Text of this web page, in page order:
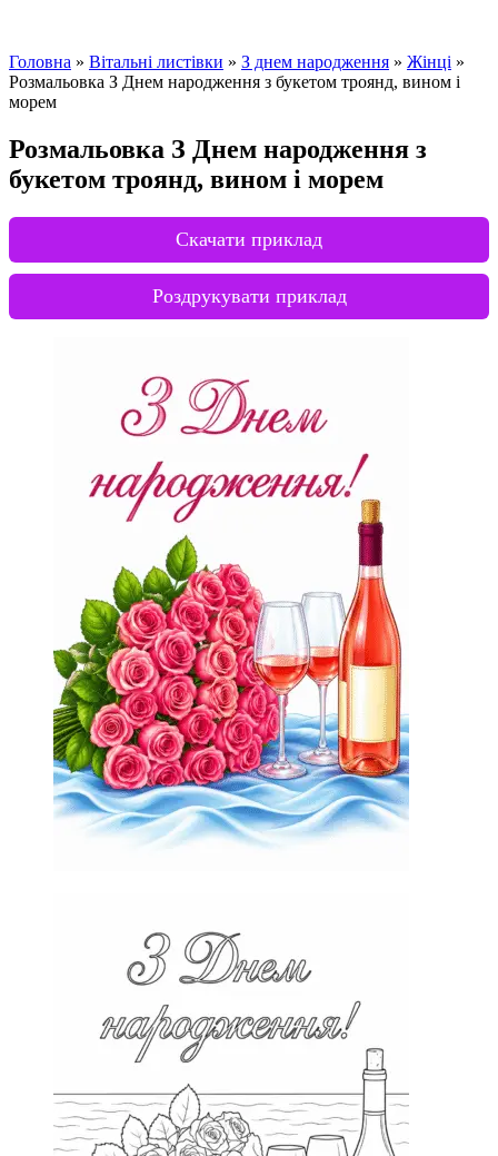
Головна » Вітальні листівки » З днем ​​народження » Жінці »
Розмальовка З Днем народження з букетом троянд, вином і
морем
Розмальовка З Днем народження з
букетом троянд, вином і морем
Скачати приклад
Роздрукувати приклад